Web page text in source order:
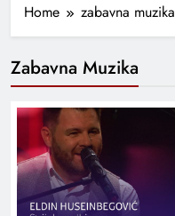
Home zabavna muzika
Zabavna Muzika